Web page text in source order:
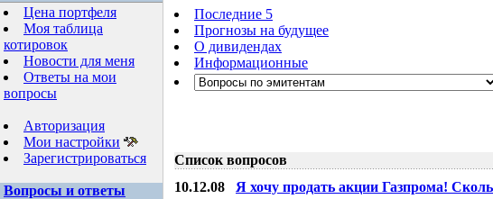
Цена портфеля
Моя таблица
котировок
Новости для меня
Ответы на мои
вопросы
Авторизация
Мои настройки
Зарегистрироваться
Вопросы и ответы
Последние 5
Прогнозы на будущее
О дивидендах
Информационные
Список вопросов
10.12.08 Я хочу продать акции Газпрома!